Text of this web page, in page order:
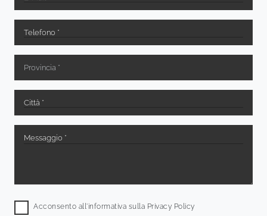
Acconsento all'informativa sulla Privacy Policy